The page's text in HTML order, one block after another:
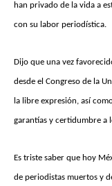
han privado de la vida a
con su labor periodística.
Dijo que una vez
desde el Congreso de la
la libre expresión, así
garantías y certidumbre a
Es triste saber que hoy
de periodistas muertos y